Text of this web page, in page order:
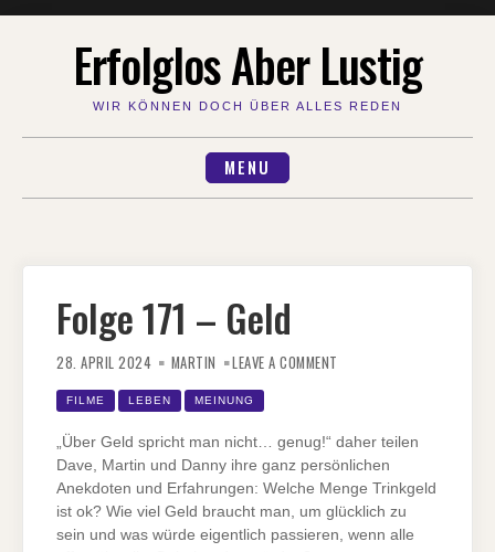
Erfolglos Aber Lustig
WIR KÖNNEN DOCH ÜBER ALLES REDEN
MENU
Folge 171 – Geld
28. APRIL 2024 MARTIN LEAVE A COMMENT
FILME LEBEN MEINUNG
„Über Geld spricht man nicht… genug!“ daher teilen
Dave, Martin und Danny ihre ganz persönlichen
Anekdoten und Erfahrungen: Welche Menge Trinkgeld
ist ok? Wie viel Geld braucht man, um glücklich zu
sein und was würde eigentlich passieren, wenn alle